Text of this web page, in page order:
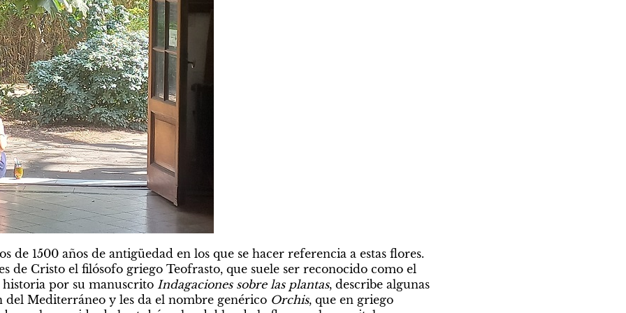
de 1500 años de antigüedad en los que se hacer referencia a estas flores.
de Cristo el filósofo griego Teofrasto, que suele ser reconocido como el
por su manuscrito Indagaciones sobre las plantas, describe algunas
del Mediterráneo y les da el nombre genérico Orchis, que en griego